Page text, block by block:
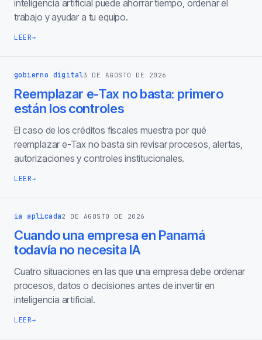
inteligencia artificial puede ahorrar tiempo, ordenar el
trabajo y ayudar a tu equipo.
LEER→
gobierno digital3 DE AGOSTO DE 2026
Reemplazar e-Tax no basta: primero
están los controles
El caso de los créditos fiscales muestra por qué
reemplazar e-Tax no basta sin revisar procesos, alertas,
autorizaciones y controles institucionales.
LEER→
ia aplicada2 DE AGOSTO DE 2026
Cuando una empresa en Panamá
todavía no necesita IA
Cuatro situaciones en las que una empresa debe ordenar
procesos, datos o decisiones antes de invertir en
inteligencia artificial.
LEER→